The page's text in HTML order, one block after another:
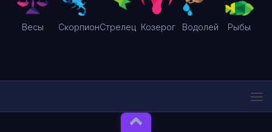
Весы СкорпионСтрелец Козерог Водолей Рыбы